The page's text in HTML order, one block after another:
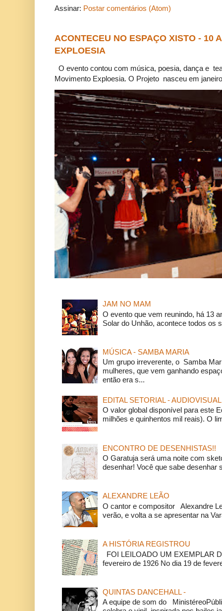
Assinar: Postar comentários (Atom)
ACONTECEU NO ESPAÇO XISTO - 10
EXPLOESIA
O evento contou com música, poesia, dança e
Movimento Exploesia. O Projeto nasceu em
JAM NO MAM
O evento que vem reunindo, há 13
Solar do Unhão, acontece todos os
MÚSICA - SAMBA MARIA
Um grupo irreverente, o Samba
mulheres, que vem ganhando
então era s...
EDITAL SETORIAL - AUDIOVISUAL
O valor global disponível para este
milhões e quinhentos mil reais). O
ENCONTRO DE DESENHISTAS!!
O Garatuja será uma noite com
desenhar! Você que sabe desenhar
ALEXANDRE LEÃO
O cantor e compositor Alexandre
verão, e volta a se apresentar na
A HISTÓRIA REGISTROU
FOI LEILOADO UM EXEMPLAR
fevereiro de 1926 No dia 19 de
QUINTAS DANCEHALL -
A equipe de som do